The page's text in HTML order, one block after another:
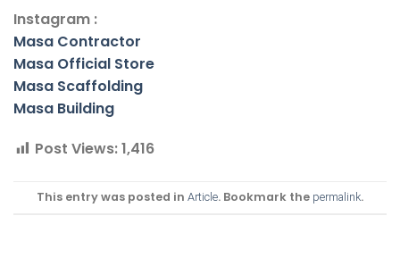
Instagram :
Masa Contractor
Masa Official Store
Masa Scaffolding
Masa Building
Post Views:1,416
This entry was posted in Article. Bookmark the permalink.